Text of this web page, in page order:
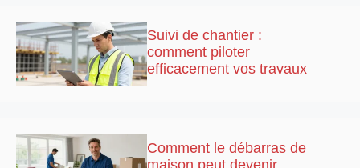
Suivi de chantier :
comment piloter
efficacement vos travaux
Comment le débarras de